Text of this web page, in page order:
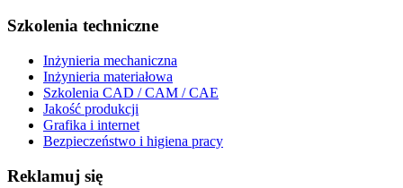
Szkolenia techniczne
Inżynieria mechaniczna
Inżynieria materiałowa
Szkolenia CAD / CAM / CAE
Jakość produkcji
Grafika i internet
Bezpieczeństwo i higiena pracy
Reklamuj się